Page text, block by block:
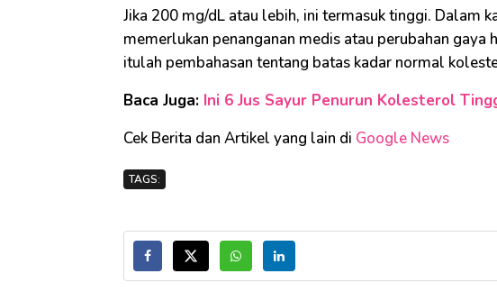
Jika 200 mg/dL atau lebih, ini termasuk tinggi. Dalam
memerlukan penanganan medis atau perubahan gaya
itulah pembahasan tentang batas kadar normal
Baca Juga: Ini 6 Jus Sayur Penurun Kolesterol
Cek Berita dan Artikel yang lain di Google News
TAGS: